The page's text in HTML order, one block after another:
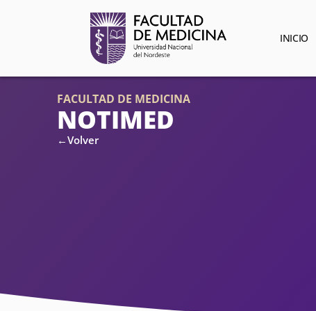
INICIO
FACULTAD DE MEDICINA
NOTIMED
←Volver